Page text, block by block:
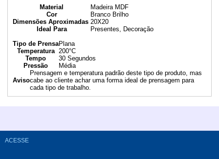
Material
Madeira MDF
Cor
Branco Brilho
Dimensões Aproximadas 20X20
Ideal Para
Presentes, Decoração
Tipo de PrensaPlana
Temperatura
200°C
Tempo
30 Segundos
Pressão
Média
Aviso
Prensagem e temperatura padrão deste tipo de produto, mas
cabe ao cliente achar uma forma ideal de prensagem para
cada tipo de trabalho.
ACESSE